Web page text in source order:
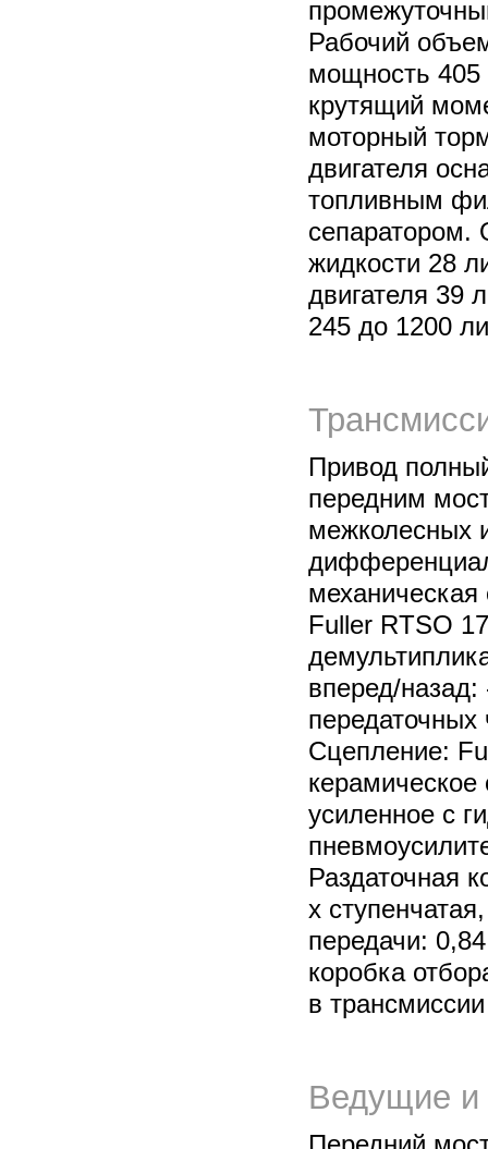
Рабочий
мощность
крутящий
моторный
двигателя
топливным
жидкости 28
двигателя 39
245 до 1200
Привод
передним
межколесных
механическая
Fuller RTSO
вперед/
Сцепление:
керамическое
усиленное с
Раздаточная
х
передачи:
коробка
в
Ведущие и